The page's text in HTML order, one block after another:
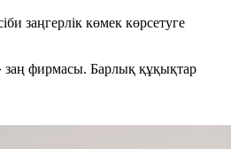
заңгерлік көмек көрсетуге
фирмасы. Барлық құқықтар